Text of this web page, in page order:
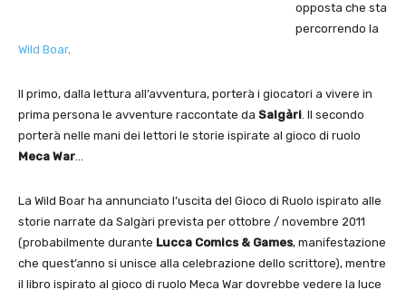
opposta che sta
percorrendo la
Wild Boar.
Il primo, dalla lettura all’avventura, porterà i giocatori a vivere in
prima persona le avventure raccontate da Salgàri. Il secondo
porterà nelle mani dei lettori le storie ispirate al gioco di ruolo
Meca War…
La Wild Boar ha annunciato l’uscita del Gioco di Ruolo ispirato alle
storie narrate da Salgàri prevista per ottobre / novembre 2011
(probabilmente durante Lucca Comics & Games, manifestazione
che quest’anno si unisce alla celebrazione dello scrittore), mentre
il libro ispirato al gioco di ruolo Meca War dovrebbe vedere la luce